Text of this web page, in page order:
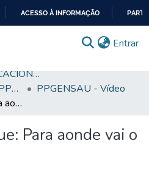
CONTEÚDO
ACESSO À INFORMAÇÃO
Entrar
RECURSOS EDUCACIONAIS
Recursos Educacionais PPGENSAU
PPGENSAU - Vídeo
Doação de sangue: Para aonde vai o sangue doado?
Para aonde vai o